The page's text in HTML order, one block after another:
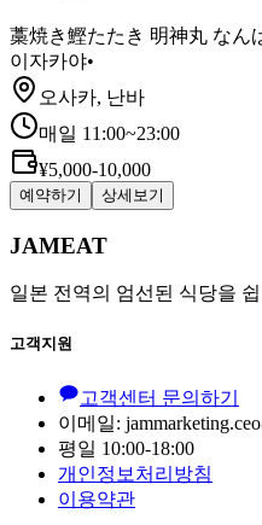
藁焼き鰹たたき 明神丸 なん
이자카야•
오사카, 난바
매일 11:00~23:00
¥5,000-10,000
예약하기 상세보기
JAMEAT
일본 전역의 엄선된 식당을
고객지원
고객센터 문의하기
이메일:
평일 10:00-18:00
개인정보처리방침
이용약관